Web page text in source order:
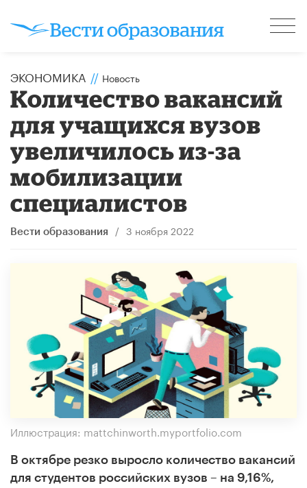
ЭКОНОМИКА // Новость
Количество вакансий
для учащихся вузов
увеличилось из-за
мобилизации
специалистов
Вести образования / 3 ноября 2022
Иллюстрация: mattchinworth.myportfolio.com
В октябре резко выросло количество вакансий
для студентов российских вузов – на 9,16%,